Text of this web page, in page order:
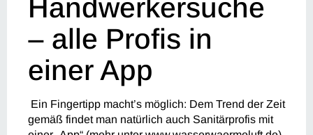
Handwerkersuche
– alle Profis in
einer App
Ein Fingertipp macht’s möglich: Dem Trend der Zeit
gemäß findet man natürlich auch Sanitärprofis mit